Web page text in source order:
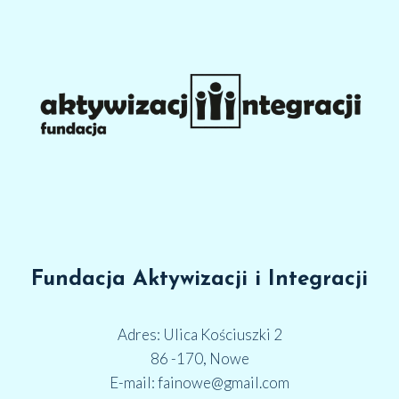
Fundacja Aktywizacji i Integracji
Adres: Ulica Kościuszki 2
86 -170, Nowe
E-mail: fainowe@gmail.com